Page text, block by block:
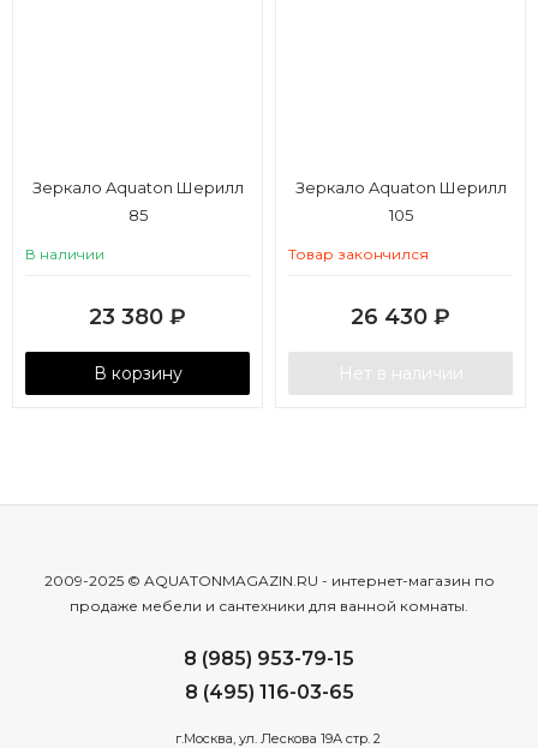
Зеркало Aquaton Шерилл
85
В наличии
23 380 ₽
В корзину
Зеркало Aquaton Шерилл
105
Товар закончился
26 430 ₽
Нет в наличии
2009-2025 © AQUATONMAGAZIN.RU - интернет-магазин по
продаже мебели и сантехники для ванной комнаты.
8 (985) 953-79-15
8 (495) 116-03-65
г.Москва, ул. Лескова 19А стр. 2